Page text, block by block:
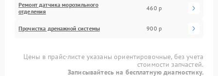
Ремонт датчика морозильного
отделения
460 р
Прочистка дренажной системы 900 р
Цены в прайс-листе указаны ориентировочные, без учета
стоимости запчастей.
Записывайтесь на бесплатную диагностику.